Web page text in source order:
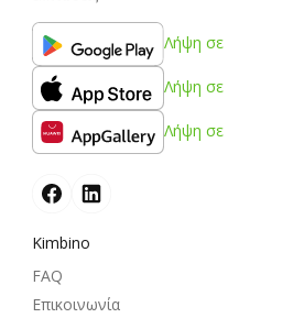
Λήψη σε
Λήψη σε
Λήψη σε
Kimbino
FAQ
Επικοινωνία